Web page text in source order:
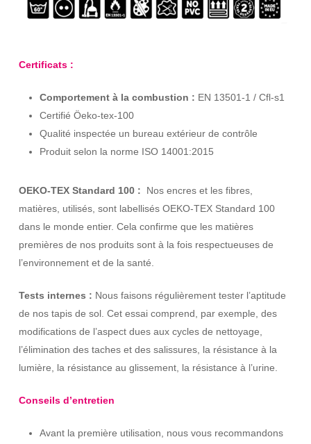
Certificats :
Comportement à la combustion : EN 13501-1 / Cfl-s1
Certifié Öeko-tex-100
Qualité inspectée un bureau extérieur de contrôle
Produit selon la norme ISO 14001:2015
OEKO-TEX Standard 100 : Nos encres et les fibres,
matières, utilisés, sont labellisés OEKO-TEX Standard 100
dans le monde entier. Cela confirme que les matières
premières de nos produits sont à la fois respectueuses de
l’environnement et de la santé.
Tests internes : Nous faisons régulièrement tester l’aptitude
de nos tapis de sol. Cet essai comprend, par exemple, des
modifications de l’aspect dues aux cycles de nettoyage,
l’élimination des taches et des salissures, la résistance à la
lumière, la résistance au glissement, la résistance à l’urine.
Conseils d’entretien
Avant la première utilisation, nous vous recommandons